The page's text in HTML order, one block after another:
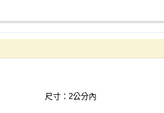
尺寸：2公分內